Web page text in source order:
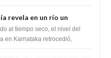
revela en un río un
de miles de Shiva
al tiempo seco, el nivel del
en Karnataka retrocedió,